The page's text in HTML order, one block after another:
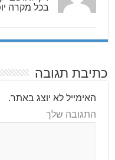
בכל מקרה
כתיבת תגובה
האימייל לא יוצג באתר.
התגובה שלך